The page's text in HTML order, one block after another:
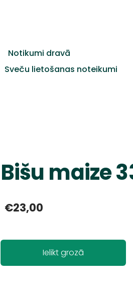
Notikumi dravā
Sveču lietošanas noteikumi
Bišu maize
€23,00
Ielikt grozā